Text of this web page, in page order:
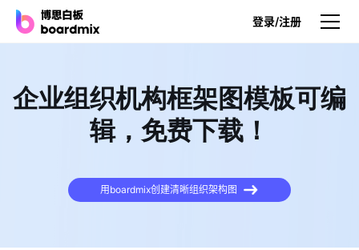
登录/注册
产品
博思白板
博思白板SDK
企业组织机构框架图模板可编
辑，免费下载！
用boardmix创建清晰组织架构图